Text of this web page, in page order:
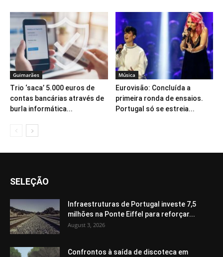
Guimarães
Trio ‘saca’ 5.000 euros de
contas bancárias através de
burla informática...
Música
Eurovisão: Concluída a
primeira ronda de ensaios.
Portugal só se estreia...
SELEÇÃO
Infraestruturas de Portugal investe 7,5
milhões na Ponte Eiffel para reforçar...
August 3, 2026
Confrontos à saída de discoteca em